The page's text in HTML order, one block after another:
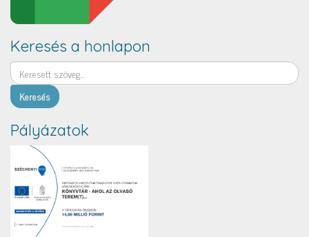
Keresés a honlapon
Keresés
Pályázatok